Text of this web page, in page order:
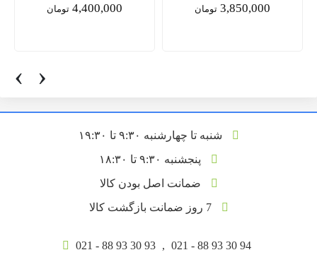
4,400,000 تومان 3,850,000 تومان
‹ ›
شنبه تا چهارشنبه ۹:۳۰ تا ۱۹:۳۰
پنجشنبه ۹:۳۰ تا ۱۸:۳۰
ضمانت اصل بودن کالا
7 روز ضمانت بازگشت کالا
021 - 88 93 30 93 , 021 - 88 93 30 94